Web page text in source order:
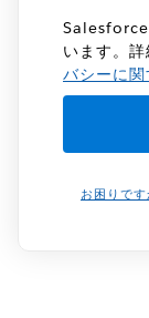
Salesforce
います。
バシーに関
お困りです